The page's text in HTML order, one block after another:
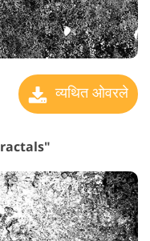
व्यथित ओवरले